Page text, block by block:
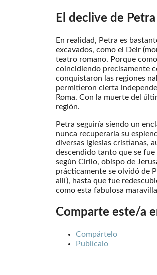
El declive de Petra
En realidad, Petra es
excavados, como el Deir
teatro romano. Porque
coincidiendo precisamente
conquistaron las regiones
permitieron cierta
Roma. Con la muerte del
región.
Petra seguiría siendo un
nunca recuperaría su
diversas iglesias cristianas,
descendido tanto que se
según Cirilo, obispo de
prácticamente se olvidó de
allí), hasta que fue
como esta fabulosa
Comparte este/a
Compártelo
Publícalo